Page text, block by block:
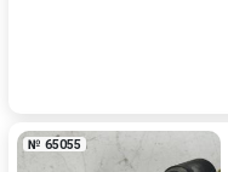
№ 65055